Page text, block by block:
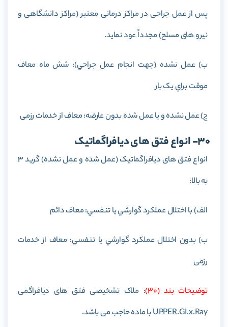
پس از عمل جراحی در مراکز درمانی معتبر (مراکز دانشگاهی و
نیرو های مسلح) مجدداً عود نماید.
ب) عمل نشده (جهت انجام عمل جراحي): شش ماه معاف
موقت براي يک بار
ج) عمل نشده و يا عمل شده بدون عارضه: معاف از خدمات رزمی
30- انواع فتق های ديافراگماتيک
انواع فتق های ديافراگماتيک (عمل شده و عمل نشده) گريد 3
به بالا:
الف) با اختلال عملکرد گوارشي يا تنفسي: معاف دائم
ب) بدون اختلال عملکرد گوارشي يا تنفسي: معاف از خدمات
رزمی
توضيحات بند (30)
: ملاک تشخیصی فتق های دیافراگمی
UPPER.GI.x.Ray با ماده حاجب می باشد.